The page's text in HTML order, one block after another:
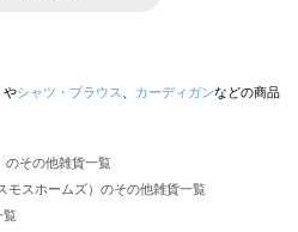
やシャツ・ブラウス カーディガンなどの商品
のその他雑貨一覧
モスホームズ）のその他雑貨一覧
覧